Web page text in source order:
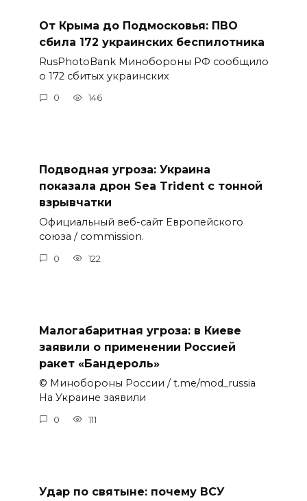
От Крыма до Подмосковья: ПВО
сбила 172 украинских беспилотника
RusPhotoBank Минобороны РФ сообщило
о 172 сбитых украинских
0 146
Подводная угроза: Украина
показала дрон Sea Trident с тонной
взрывчатки
Официальный веб-сайт Европейского
союза / commission.
0 122
Малогабаритная угроза: в Киеве
заявили о применении Россией
ракет «Бандероль»
© Минобороны России / t.me/mod_russia
На Украине заявили
0 111
Удар по святыне: почему ВСУ